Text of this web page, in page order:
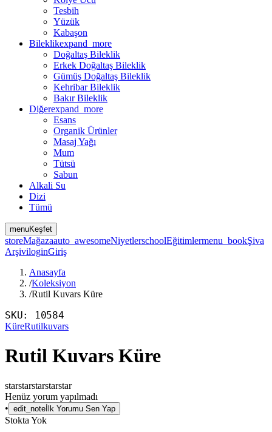
Tesbih
Yüzük
Kabaşon
Bileklikexpand_more
Doğaltaş Bileklik
Erkek Doğaltaş Bileklik
Gümüş Doğaltaş Bileklik
Kehribar Bileklik
Bakır Bileklik
Diğerexpand_more
Esans
Organik Ürünler
Masaj Yağı
Mum
Tütsü
Sabun
Alkali Su
Dizi
Tümü
menuKeşfet
storeMağazaauto_awesomeNiyetlerschoolEğitimlermenu_bookŞiva
ArşiviloginGiriş
Anasayfa
/Koleksiyon
/Rutil Kuvars Küre
SKU: 10584
KüreRutilkuvars
Rutil Kuvars Küre
starstarstarstarstar
Henüz yorum yapılmadı
• edit_note İlk Yorumu Sen Yap
Stokta Yok